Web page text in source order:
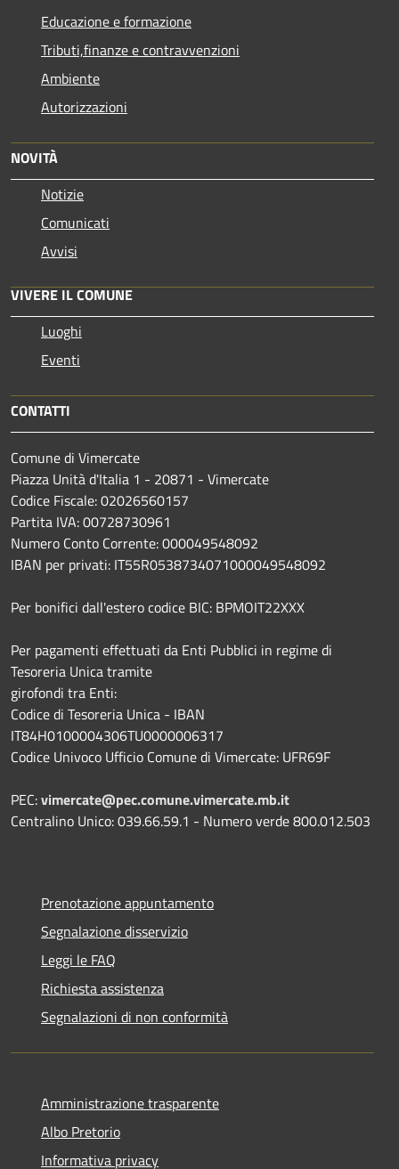
Educazione e formazione
Tributi,finanze e contravvenzioni
Ambiente
Autorizzazioni
NOVITÀ
Notizie
Comunicati
Avvisi
VIVERE IL COMUNE
Luoghi
Eventi
CONTATTI
Comune di Vimercate
Piazza Unità d'Italia 1 - 20871 - Vimercate
Codice Fiscale: 02026560157
Partita IVA: 00728730961
Numero Conto Corrente: 000049548092
IBAN per privati: IT55R0538734071000049548092
Per bonifici dall'estero codice BIC: BPMOIT22XXX
Per pagamenti effettuati da Enti Pubblici in regime di
Tesoreria Unica tramite
girofondi tra Enti:
Codice di Tesoreria Unica - IBAN
IT84H0100004306TU0000006317
Codice Univoco Ufficio Comune di Vimercate: UFR69F
PEC:vimercate@pec.comune.vimercate.mb.it
Centralino Unico: 039.66.59.1 - Numero verde 800.012.503
Prenotazione appuntamento
Segnalazione disservizio
Leggi le FAQ
Richiesta assistenza
Segnalazioni di non conformità
Amministrazione trasparente
Albo Pretorio
Informativa privacy